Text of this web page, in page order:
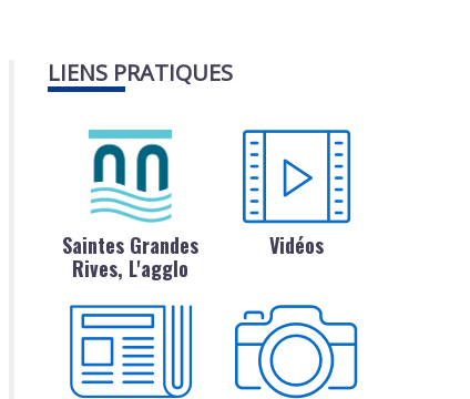
LIENS PRATIQUES
Saintes Grandes
Rives, L'agglo
Vidéos